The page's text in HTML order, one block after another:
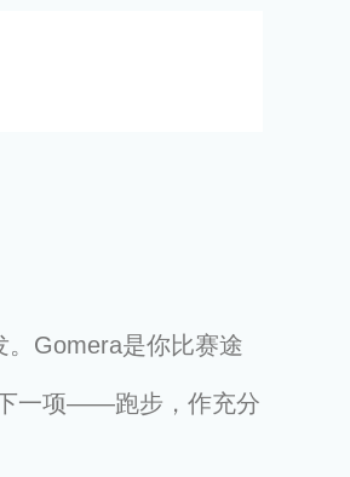
Gomera是你比赛途
一项——跑步，作充分